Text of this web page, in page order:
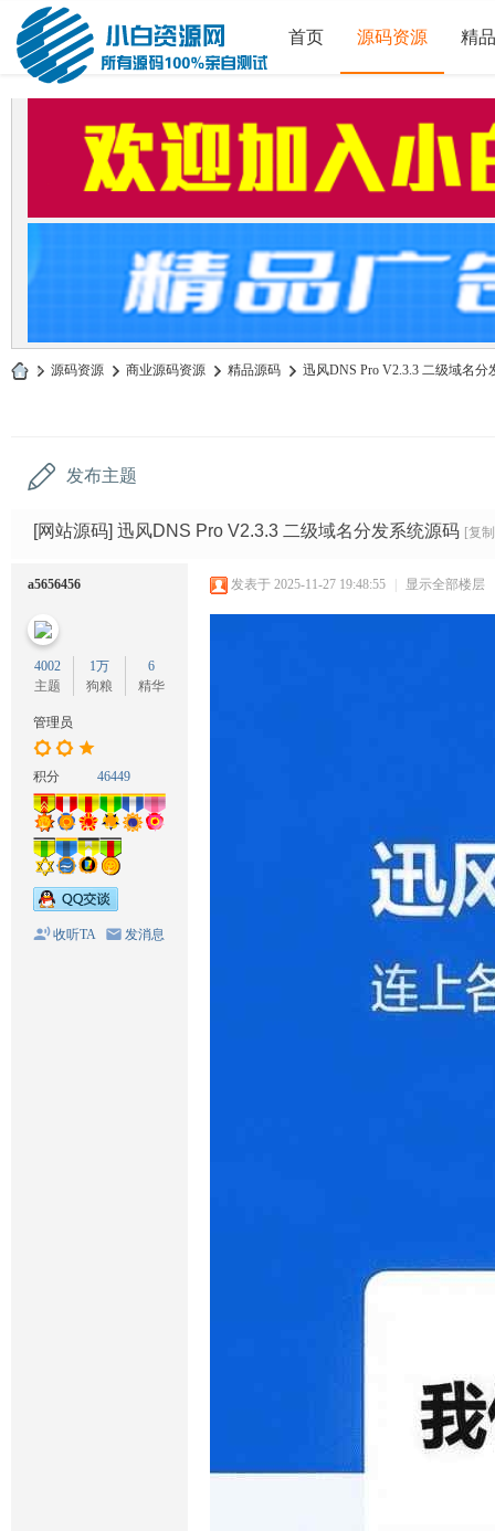
首页 源码资源 精
» 源码资源 › 商业源码资源 › 精品源码 › 迅风DNS Pro V2.3.3 二级域名分
发布主题
[网站源码] 迅风DNS Pro V2.3.3 二级域名分发系统源码 [复
a5656456
4002
主题
1万
狗粮
6
精华
管理员
积分 46449
收听TA 发消息
发表于 2025-11-27 19:48:55 | 显示全部楼层